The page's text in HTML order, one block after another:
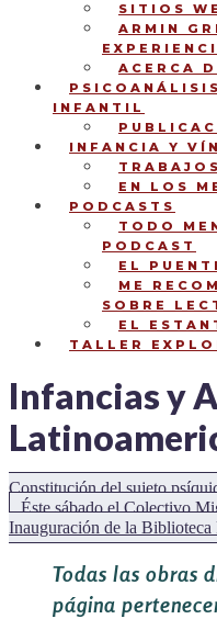
SITIOS
ARMIN
ACERCA
INFANTIL
INFANCIA Y
EN LOS
PODCASTS
TODO
PODCAST
EL
ME
SOBRE
EL
TALLER
Infancias y
DE
ENTRADAS
Constitución del sujeto
Siguiente:
Éste sábado el Colectivo
Inauguración de la Biblioteca
Todas las obras
página